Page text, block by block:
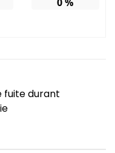
fuite durant